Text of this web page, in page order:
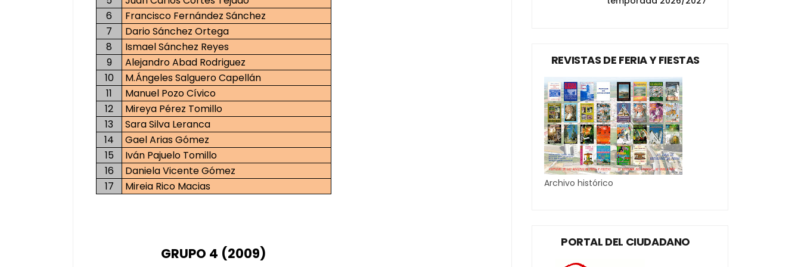
6
Francisco Fernández Sánchez
7
Dario Sánchez Ortega
8
Ismael Sánchez Reyes
9
Alejandro Abad Rodriguez
10
M.Ángeles Salguero Capellán
11
Manuel Pozo Cívico
12
Mireya Pérez Tomillo
13
Sara Silva Leranca
14
Gael Arias Gómez
15
Iván Pajuelo Tomillo
16
Daniela Vicente Gómez
17
Mireia Rico Macias
GRUPO 4 (2009)
REVISTAS DE FERIA Y FIESTAS
Archivo histórico
PORTAL DEL CIUDADANO